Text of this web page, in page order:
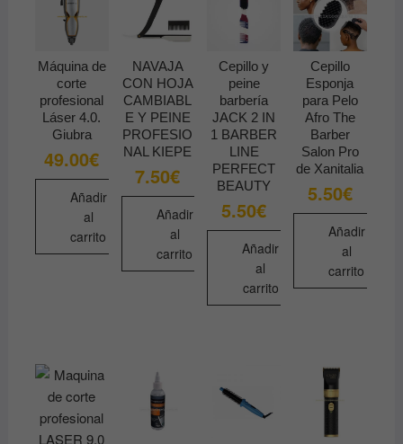
Máquina de
corte
profesional
Láser 4.0.
Giubra
49.00€
Añadir
al
carrito
NAVAJA
CON HOJA
CAMBIABL
E Y PEINE
PROFESIO
NAL KIEPE
7.50€
Añadir
al
carrito
Cepillo y
peine
barbería
JACK 2 IN
1 BARBER
LINE
PERFECT
BEAUTY
5.50€
Añadir
al
carrito
Cepillo
Esponja
para Pelo
Afro The
Barber
Salon Pro
de Xanitalia
5.50€
Añadir
al
carrito